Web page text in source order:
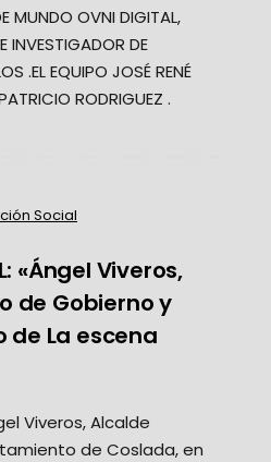
MUNDO OVNI DIGITAL,
INVESTIGADOR DE
.EL EQUIPO JOSÉ RENÉ
RODRIGUEZ .
Social
«Ángel Viveros,
de Gobierno y
La escena
Viveros, Alcalde
de Coslada, en